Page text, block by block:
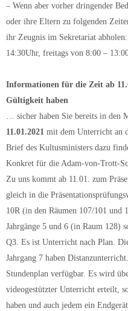
– Wenn aber vorher dringender
oder ihre Eltern zu folgenden
ihr Zeugnis im Sekretariat
14:30Uhr, freitags von 8:00 –
Informationen für die Zeit ab
Gültigkeit haben
… sicher haben Sie bereits in den
11.01.2021 mit dem Unterricht an
Brief des Kultusministers dazu
Konkret für die Adam-von-Trott-
Zu uns kommt ab 11.01. zum
gleich in die
10R (in den Räumen 107/101 und
Jahrgänge 5 und 6 (in Raum 128)
Q3. Es ist Unterricht nach Plan.
Jahrgang 7 haben
Stundenplan verfügbar. Es wird
videogestützter Unterricht erteilt,
haben und auch jedem ein